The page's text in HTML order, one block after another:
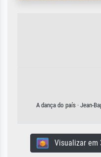
A dança do país · Jean-
Visualizar em